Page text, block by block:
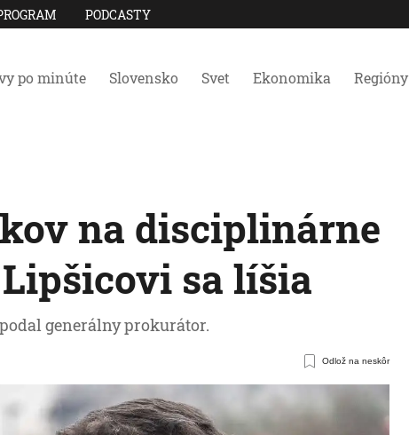
PODCASTY
po minúte Slovensko Svet Ekonomika Regióny
na disciplinárne
sa líšia
generálny prokurátor.
Odlož na neskôr